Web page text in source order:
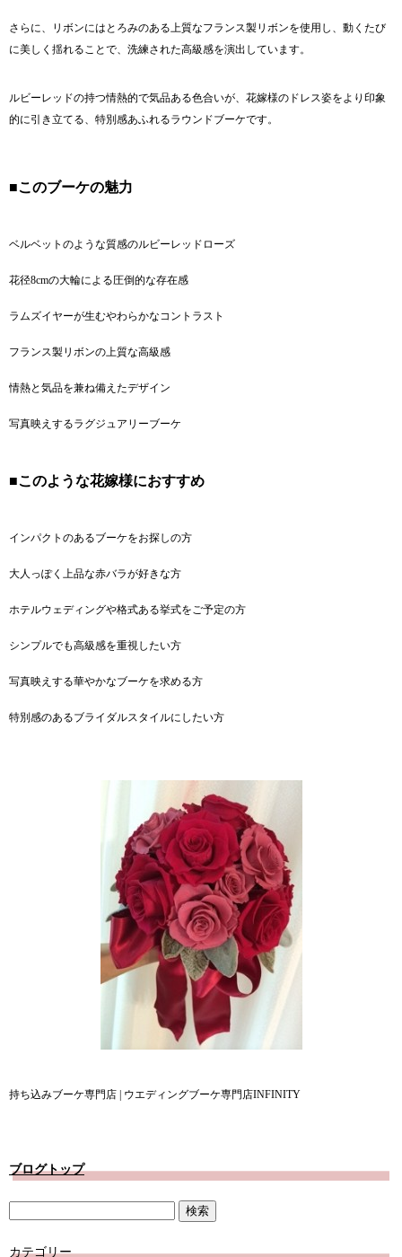
さらに、リボンにはとろみのある上質なフランス製リボンを使用し、動くたび
に美しく揺れることで、洗練された高級感を演出しています。
ルビーレッドの持つ情熱的で気品ある色合いが、花嫁様のドレス姿をより印象
的に引き立てる、特別感あふれるラウンドブーケです。
■このブーケの魅力
ベルベットのような質感のルビーレッドローズ
花径8cmの大輪による圧倒的な存在感
ラムズイヤーが生むやわらかなコントラスト
フランス製リボンの上質な高級感
情熱と気品を兼ね備えたデザイン
写真映えするラグジュアリーブーケ
■このような花嫁様におすすめ
インパクトのあるブーケをお探しの方
大人っぽく上品な赤バラが好きな方
ホテルウェディングや格式ある挙式をご予定の方
シンプルでも高級感を重視したい方
写真映えする華やかなブーケを求める方
特別感のあるブライダルスタイルにしたい方
持ち込みブーケ専門店 | ウエディングブーケ専門店INFINITY
ブログトップ
カテゴリー